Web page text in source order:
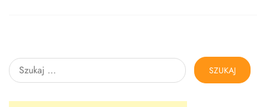
Szukaj: